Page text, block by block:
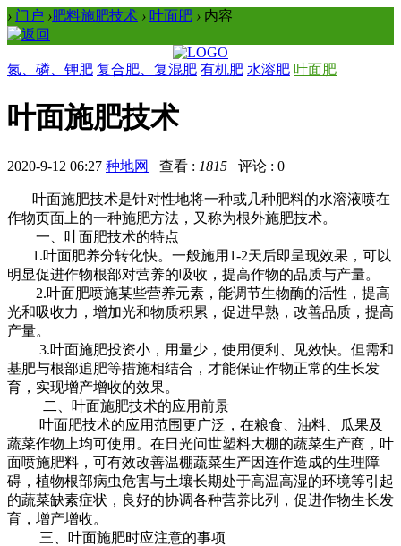
› 门户 ›肥料施肥技术 › 叶面肥 › 内容
氮、磷、钾肥 复合肥、复混肥 有机肥 水溶肥 叶面肥
叶面施肥技术
2020-9-12 06:27 种地网 查看 : 1815 评论 : 0
叶面施肥技术是针对性地将一种或几种肥料的水溶液喷在
作物页面上的一种施肥方法，又称为根外施肥技术。
一、叶面肥技术的特点
1.叶面肥养分转化快。一般施用1-2天后即呈现效果，可以
明显促进作物根部对营养的吸收，提高作物的品质与产量。
2.叶面肥喷施某些营养元素，能调节生物酶的活性，提高
光和吸收力，增加光和物质积累，促进早熟，改善品质，提高
产量。
3.叶面施肥投资小，用量少，使用便利、见效快。但需和
基肥与根部追肥等措施相结合，才能保证作物正常的生长发
育，实现增产增收的效果。
二、叶面施肥技术的应用前景
叶面肥技术的应用范围更广泛，在粮食、油料、瓜果及
蔬菜作物上均可使用。在日光问世塑料大棚的蔬菜生产商，叶
面喷施肥料，可有效改善温棚蔬菜生产因连作造成的生理障
碍，植物根部病虫危害与土壤长期处于高温高湿的环境等引起
的蔬菜缺素症状，良好的协调各种营养比列，促进作物生长发
育，增产增收。
三、叶面施肥时应注意的事项